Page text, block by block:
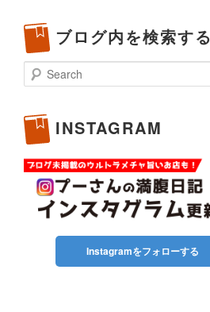
ブログ内を検索する
Search
INSTAGRAM
Instagramをフォローする